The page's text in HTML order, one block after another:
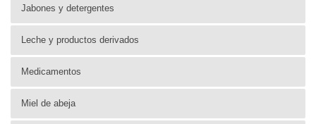
Jabones y detergentes
Leche y productos derivados
Medicamentos
Miel de abeja